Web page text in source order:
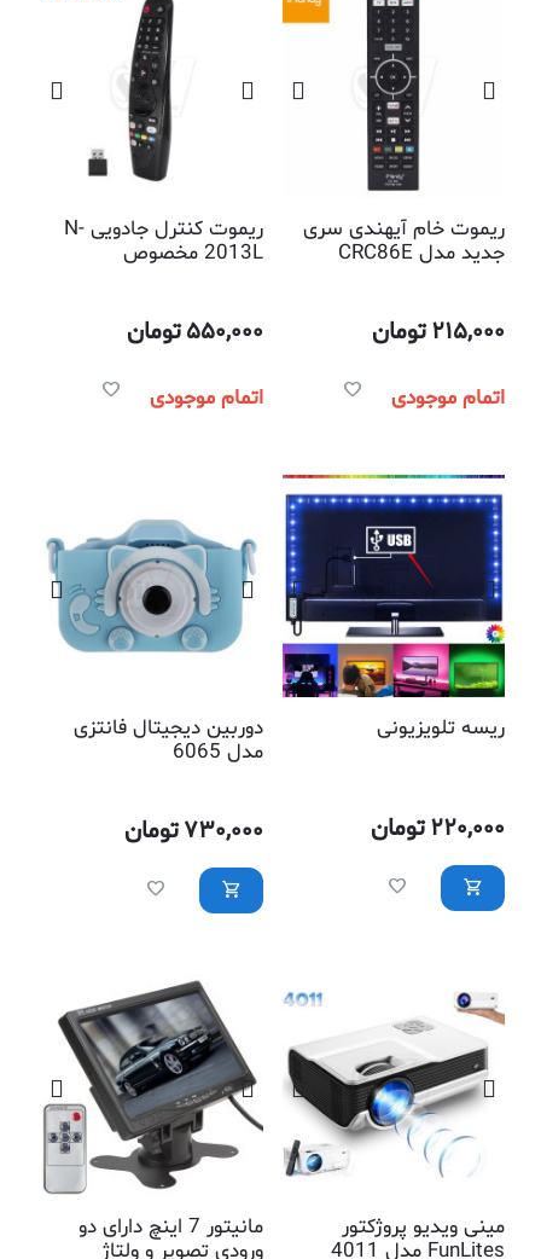
ریموت خام آیهندی سری
جدید مدل CRC86E
215,000تومان
اتمام موجودی
ریموت کنترل جادویی N-
2013L مخصوص
550,000تومان
اتمام موجودی
ریسه تلویزیونی
220,000تومان
دوربین دیجیتال فانتزی
مدل 6065
730,000تومان
مینی ویدیو پروژکتور
FunLites مدل 4011
مانیتور 7 اینچ دارای دو
ورودی تصویر و ولتاژ